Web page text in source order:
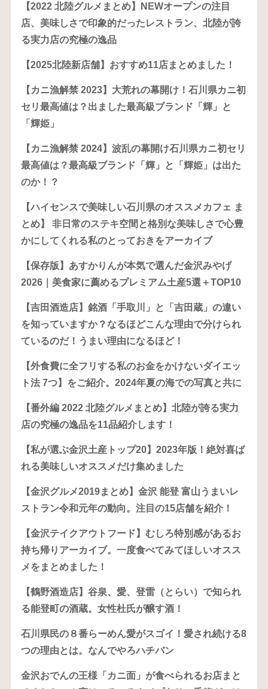
【2022 北陸グルメまとめ】NEWオープンの注目
店、美味しさで印象的だったレストラン、北陸が誇
る実力店の究極の逸品
【2025北陸新店舗】おすすめ11店まとめました！
【カニ漁解禁 2023】大荒れの幕開け！石川県カニ初
セリ最高値は？出ました最高級ブランド「輝」と
「輝姫」
【カニ漁解禁 2024】波乱の幕開け石川県カニ初セリ
最高値は？最高級ブランド「輝」と「輝姫」は出た
のか！？
【ハイセンスで美味しい石川県のオススメカフェ ま
とめ】 非日常のステキ空間と格別な美味しさで心豊
かにしてくれる私のとっておきをアーカイブ
【保存版】あすかりんが本気で選んだ金沢みやげ
2026｜美食家に薦めるプレミアム土産5選＋TOP10
【吉田酒造店】銘酒「手取川」と「吉田蔵」の違い
を知っていますか？なるほどこんな理由で分けられ
ているのだ！うまい理由になるほど！
【外食費に全フリする私のお金をかけないダイエッ
ト法 7つ】をご紹介。2024年夏の海での写真と共に
【番外編 2022 北陸グルメまとめ】北陸が誇る実力
店の究極の逸品を11品紹介します！
【私が選ぶ金沢土産トップ20】2023年版！絶対喜ば
れる美味しいオススメだけ集めました
【金沢グルメ2019まとめ】金沢 能登 富山うまいレ
ストラン令和元年の動向。注目の15店舗を紹介！
【金沢テイクアウトフード】むしろ特別感があるお
持ち帰りアーカイブ。一度食べてみてほしいオスス
メをまとめました！
【鶴野酒造店】谷泉、愛、登雷（とらい）で知られ
る能登町の酒蔵。女性杜氏が醸す酒！
石川県民の８番らーめん愛がスゴイ！愛され続ける8
つの理由とは。なんでやろハチバン
金沢おでんの王様「カニ面」が食べられるお店まと